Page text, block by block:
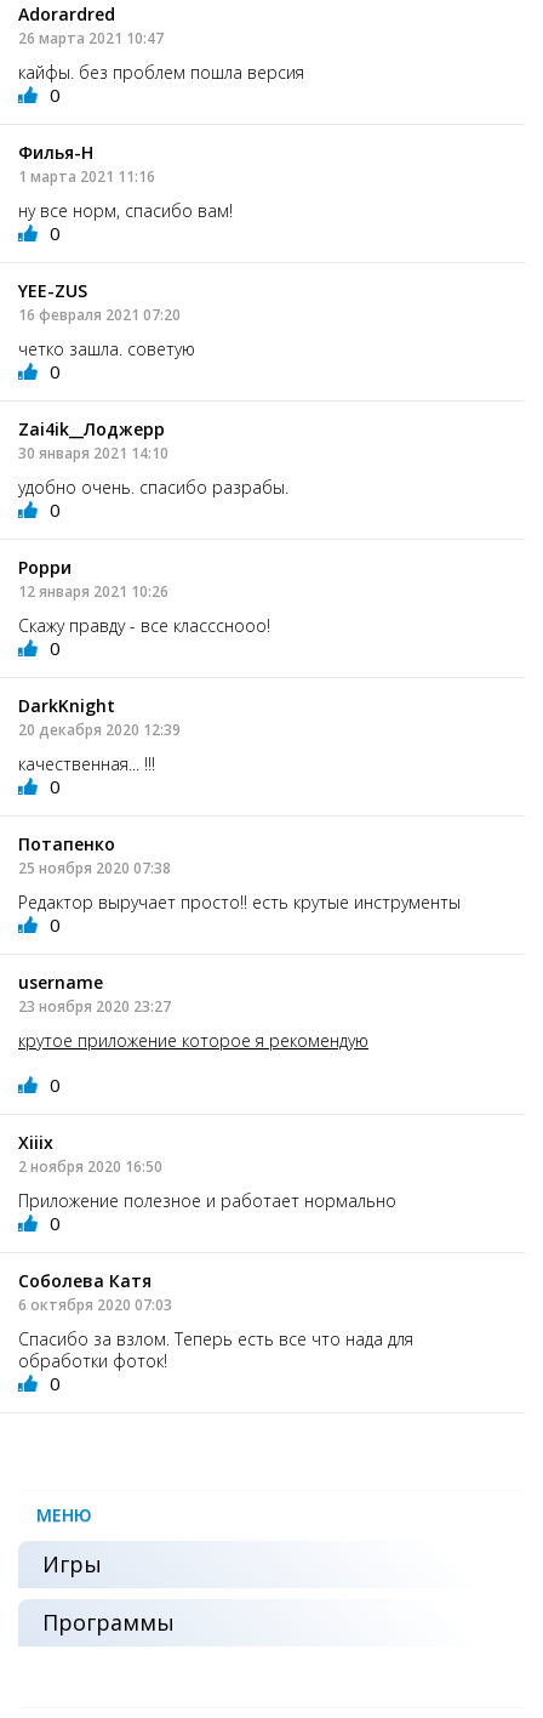
Adorardred
26 марта 2021 10:47
кайфы. без проблем пошла версия
0
Филья-Н
1 марта 2021 11:16
ну все норм, спасибо вам!
0
YEE-ZUS
16 февраля 2021 07:20
четко зашла. советую
0
Zai4ik__Лоджерр
30 января 2021 14:10
удобно очень. спасибо разрабы.
0
Рорри
12 января 2021 10:26
Скажу правду - все классснооо!
0
DarkKnight
20 декабря 2020 12:39
качественная... !!!
0
Потапенко
25 ноября 2020 07:38
Редактор выручает просто!! есть крутые инструменты
0
username
23 ноября 2020 23:27
крутое приложение которое я рекомендую
0
Xiiix
2 ноября 2020 16:50
Приложение полезное и работает нормально
0
Соболева Катя
6 октября 2020 07:03
Спасибо за взлом. Теперь есть все что нада для
обработки фоток!
0
МЕНЮ
Игры
Программы